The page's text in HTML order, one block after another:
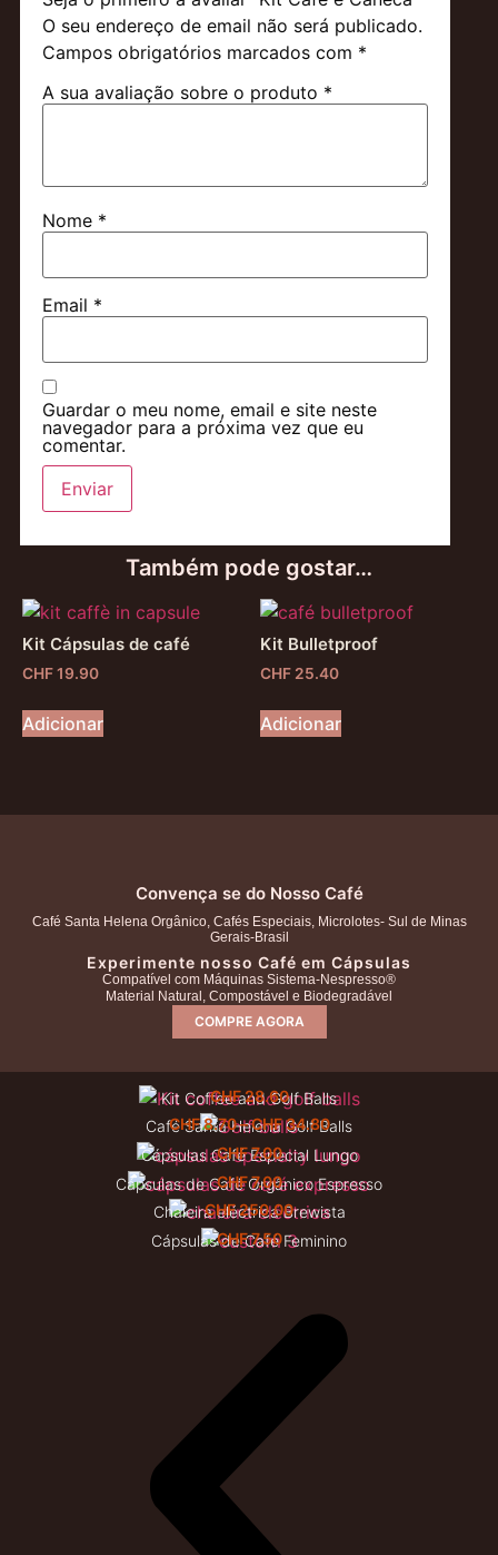
O seu endereço de email não será publicado.
Campos obrigatórios marcados com *
A sua avaliação sobre o produto *
Nome *
Email *
Guardar o meu nome, email e site neste
navegador para a próxima vez que eu
comentar.
Também pode gostar…
Kit Cápsulas de café
CHF19.90
Adicionar
Kit Bulletproof
CHF 25.40
Adicionar
Convença se do Nosso Café
Café Santa Helena Orgânico, Cafés Especiais, Microlotes- Sul de Minas
Gerais-Brasil
Experimente nosso Café em Cápsulas
Compatível com Máquinas Sistema-Nespresso®
Material Natural, Compostável e Biodegradável
COMPRE AGORA
Kit Coffee and Golf Balls
CHF28.60
Café Santa Helena Golf Balls
CHF8.70–CHF34.80
Cápsulas Café Especial Lungo
CHF7.00
Cápsulas de Café Orgânico Espresso
CHF7.00
Chaleira eléctrica Brewista
CHF250.00
Cápsulas de Café Feminino
CHF7.50